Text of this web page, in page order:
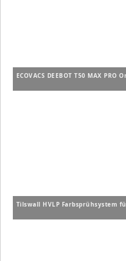
ECOVACS DEEBOT T50 MAX
Tilswall HVLP Farbsprühsystem